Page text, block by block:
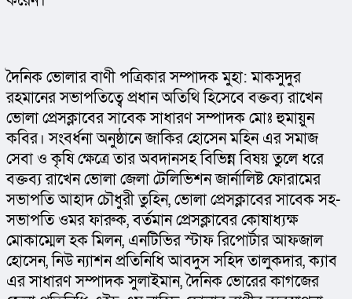
দৈনিক ভোলার বাণী পত্রিকার সম্পাদক মুহা: মাকসুদুর
রহমানের সভাপতিত্বে প্রধান অতিথি হিসেবে বক্তব্য রাখেন
ভোলা প্রেসক্লাবের সাবেক সাধারণ সম্পাদক মোঃ হুমায়ুন
কবির। সংবর্ধনা অনুষ্ঠানে জাকির হোসেন মহিন এর সমাজ
সেবা ও কৃষি ক্ষেত্রে তার অবদানসহ বিভিন্ন বিষয় তুলে ধরে
বক্তব্য রাখেন ভোলা জেলা টেলিভিশন জার্নালিষ্ট ফোরামের
সভাপতি আহাদ চৌধুরী তুহিন, ভোলা প্রেসক্লাবের সাবেক সহ-
সভাপতি ওমর ফারুক, বর্তমান প্রেসক্লাবের কোষাধ্যক্ষ
মোকাম্মেল হক মিলন, এনটিভির স্টাফ রিপোর্টার আফজাল
হোসেন, নিউ ন্যাশন প্রতিনিধি আবদুস সহিদ তালুকদার, ক্যাব
এর সাধারণ সম্পাদক সুলাইমান, দৈনিক ভোরের কাগজের